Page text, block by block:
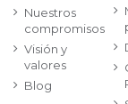
Nuestros
compromisos
Visión y
valores
Blog